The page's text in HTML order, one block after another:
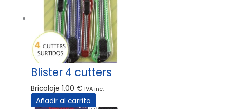
Blister 4 cutters
Bricolaje1,00€ IVA inc.
Añadir al carrito